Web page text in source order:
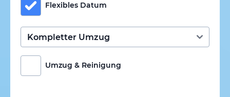
Flexibles Datum
Umzug & Reinigung